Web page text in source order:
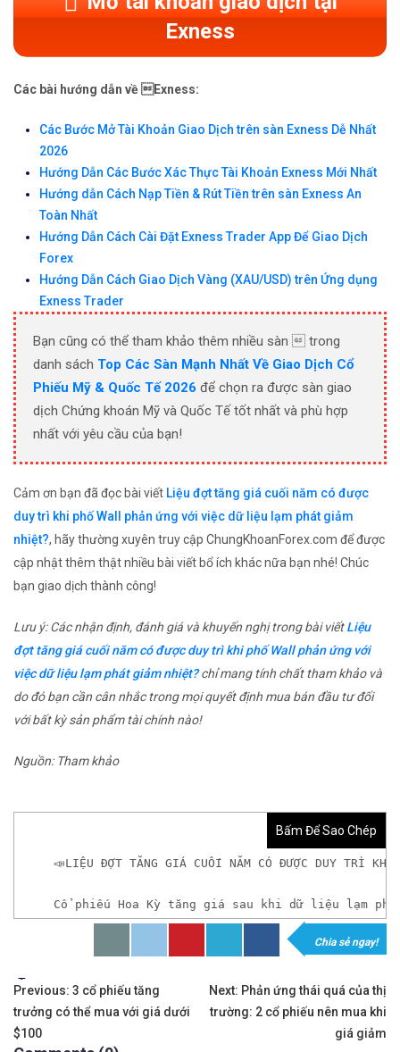
Exness
Các bài hướng dẫn về Exness:
Các Bước Mở Tài Khoản Giao Dịch trên sàn Exness Dễ Nhất
2026
Hướng Dẫn Các Bước Xác Thực Tài Khoản Exness Mới Nhất
Hướng dẫn Cách Nạp Tiền & Rút Tiền trên sàn Exness An
Toàn Nhất
Hướng Dẫn Cách Cài Đặt Exness Trader App Để Giao Dịch
Forex
Hướng Dẫn Cách Giao Dịch Vàng (XAU/USD) trên Ứng dụng
Exness Trader
Bạn cũng có thể tham khảo thêm nhiều sàn  trong
danh sách Top Các Sàn Mạnh Nhất Về Giao Dịch Cổ
Phiếu Mỹ & Quốc Tế 2026 để chọn ra được sàn giao
dịch Chứng khoán Mỹ và Quốc Tế tốt nhất và phù hợp
nhất với yêu cầu của bạn!
Cảm ơn bạn đã đọc bài viết Liệu đợt tăng giá cuối năm có được
duy trì khi phố Wall phản ứng với việc dữ liệu lạm phát giảm
nhiệt?, hãy thường xuyên truy cập ChungKhoanForex.com để được
cập nhật thêm thật nhiều bài viết bổ ích khác nữa bạn nhé! Chúc
bạn giao dịch thành công!
Lưu ý: Các nhận định, đánh giá và khuyến nghị trong bài viếtLiệu
đợt tăng giá cuối năm có được duy trì khi phố Wall phản ứng với
việc dữ liệu lạm phát giảm nhiệt?chỉ mang tính chất tham khảo và
do đó bạn cần cân nhắc trong mọi quyết định mua bán đầu tư đối
với bất kỳ sản phẩm tài chính nào!
Nguồn: Tham khảo
Bấm Để Sao Chép
📣LIỆU ĐỢT TĂNG GIÁ CUỐI NĂM CÓ ĐƯỢC DUY TRÌ
Cổ phiếu Hoa Kỳ tăng giá sau khi dữ liệu lạm
𝘟𝘦𝘮 𝘤𝘩𝘪 𝘵𝘪ế𝘵: https://chungkhoanforex.com/
✨🏆Đầ𝐮 𝐭ư 𝐯à 𝐋ướ𝐭 𝐬ó𝐧𝐠 𝐜á𝐜 𝐜ổ 𝐩𝐡𝐢ế𝐮 𝐭𝐫ê𝐧 𝐭𝐡ị 𝐭𝐫ườ𝐧𝐠
✅𝘔ở 𝘵à𝘪 𝘬𝘩𝘰ả𝘯 𝘵𝘳ê𝘯 𝘴à𝘯 𝘌𝘹𝘯𝘦𝘴𝘴 𝘜𝘺 𝘛í𝘯 𝘷à 𝘱𝘩ù
Chia sẻ ngay!
Tags:
Điều
hướng
Previous: 3 cổ phiếu tăng
trưởng có thể mua với giá dưới
$100
Next: Phản ứng thái quá của thị
trường: 2 cổ phiếu nên mua khi
giá giảm